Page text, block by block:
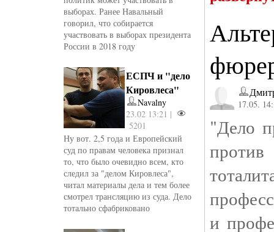
выборах. Ранее Навальный
говорил, что собирается
участвовать в выборах президента
России в 2018 году
ЕСПЧ и "дело
Кировлеса"
Navalny
23.02 13:21 |
5201
Ну вот. 2,5 года и Европейский
суд по правам человека признал
то, что было очевидно всем, кто
следил за "делом Кировлеса",
читал материалы дела и тем более
смотрел трансляцию из суда. Дело
тотально сфабриковано
17.05.
"Дело
и